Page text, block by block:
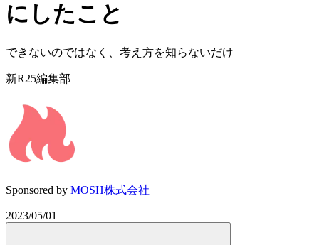
にしたこと
できないのではなく、考え方を知らないだけ
新R25編集部
Sponsored by MOSH株式会社
2023/05/01